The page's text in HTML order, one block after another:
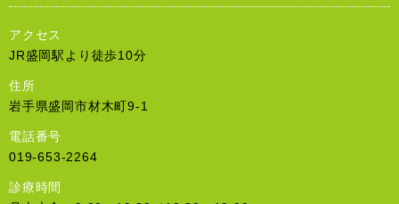
アクセス
JR盛岡駅より徒歩10分
住所
岩手県盛岡市材木町9-1
電話番号
019-653-2264
診療時間